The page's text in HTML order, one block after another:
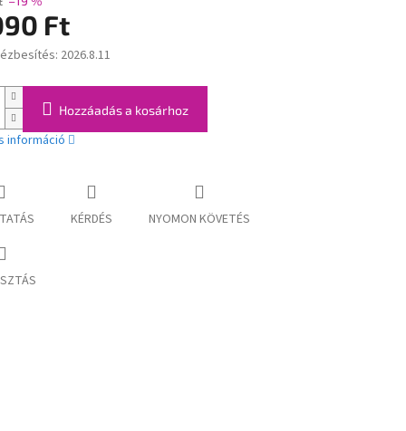
Ft
2026.8.11
Hozzáadás a kosárhoz
információ
KÉRDÉS NYOMON KÖVETÉS